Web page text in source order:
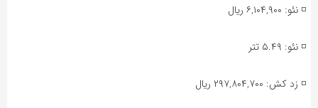
◽️ نئو: ۶,۱۰۴,۹۰۰ ریال
◽️ نئو: ۵.۴۹ تتر
◽️ زد کش: ۲۹۷,۸۰۴,۷۰۰ ریال